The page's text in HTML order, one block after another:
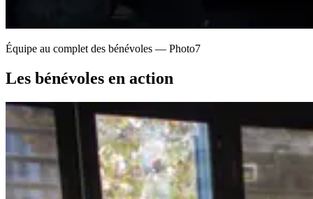
Équipe au complet des bénévoles — Photo7
Les bénévoles en action